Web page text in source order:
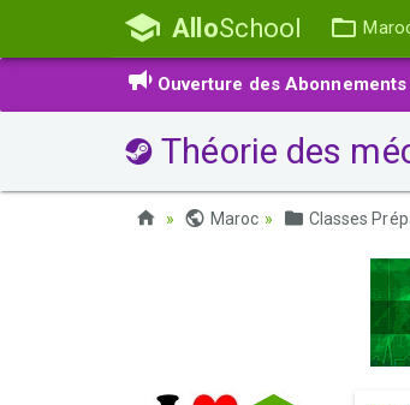
AlloSchool
Ouverture des
Théorie des
Maroc Classes